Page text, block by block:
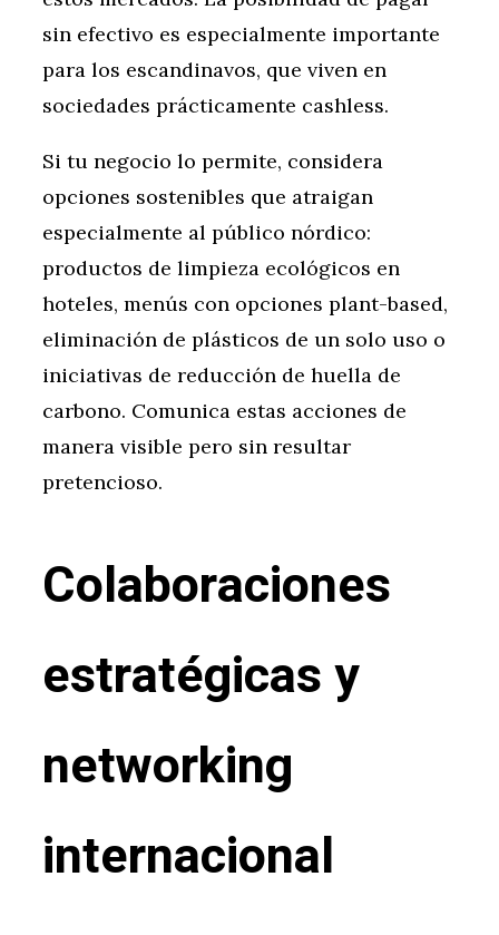
sin efectivo es especialmente importante
para los escandinavos, que viven en
sociedades prácticamente cashless.
Si tu negocio lo permite, considera
opciones sostenibles que atraigan
especialmente al público nórdico:
productos de limpieza ecológicos en
hoteles, menús con opciones plant-based,
eliminación de plásticos de un solo uso o
iniciativas de reducción de huella de
carbono. Comunica estas acciones de
manera visible pero sin resultar
pretencioso.
Colaboraciones
estratégicas y
networking
internacional